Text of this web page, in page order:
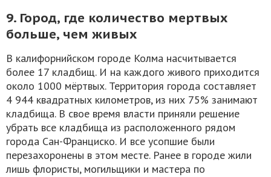
9. Город, где количество мертвых
больше, чем живых
В калифорнийском городе Колма насчитывается
более 17 кладбищ. И на каждого живого приходится
около 1000 мёртвых. Территория города составляет
4 944 квадратных километров, из них 75% занимают
кладбища. В свое время власти приняли решение
убрать все кладбища из расположенного рядом
города Сан-Франциско. И все усопшие были
перезахоронены в этом месте. Ранее в городе жили
лишь флористы, могильщики и мастера по